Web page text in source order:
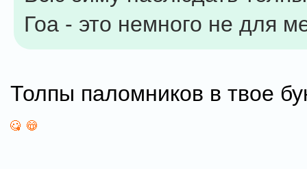
Гоа - это немного не для
Толпы паломников в твое